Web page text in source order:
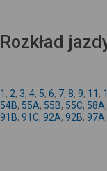
Rozkład
1 , 2, 3, 4, 5, 6, 7, 8, 9, 11 ,
54B, 55A, 55B, 55C, 58A,
91B, 91C, 92A, 92B, 97A,